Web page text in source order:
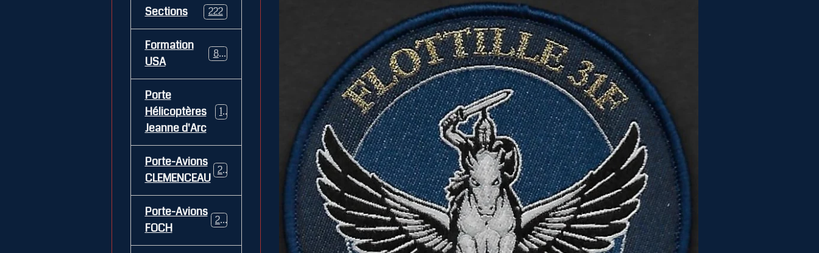
Sections 222
Formation
USA
84
Porte
Hélicoptères
Jeanne d'Arc
12
Porte-Avions
CLEMENCEAU
26
Porte-Avions
FOCH
29